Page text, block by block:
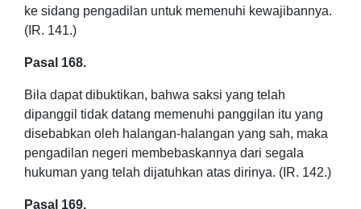
ke sidang pengadilan untuk memenuhi kewajibannya.
(IR. 141.)
Pasal 168.
Bila dapat dibuktikan, bahwa saksi yang telah
dipanggil tidak datang memenuhi panggilan itu yang
disebabkan oleh halangan-halangan yang sah, maka
pengadilan negeri membebaskannya dari segala
hukuman yang telah dijatuhkan atas dirinya. (IR. 142.)
Pasal 169.